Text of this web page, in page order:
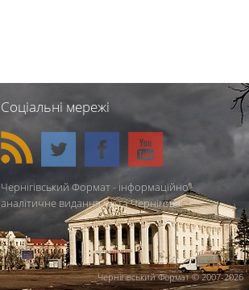
Соціальні мережі
Чернігівський Формат - інформаційно-
аналітичне видання міста Чернігова.
Чернігівський Формат © 2007-2026.